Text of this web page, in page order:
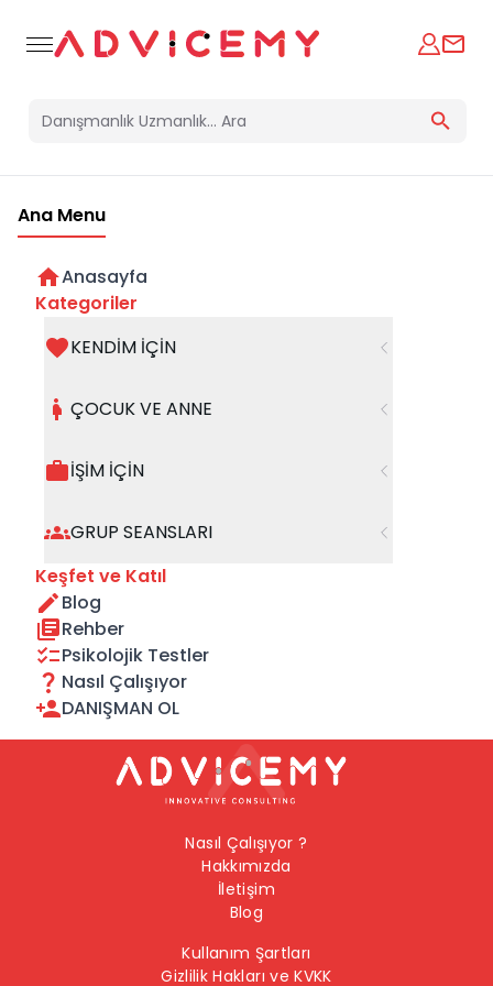
Ana Menu
Anasayfa
Kategoriler
KENDİM İÇİN
ÇOCUK VE ANNE
İŞİM İÇİN
GRUP SEANSLARI
Keşfet ve Katıl
Blog
Rehber
Psikolojik Testler
Nasıl Çalışıyor
DANIŞMAN OL
halinde whatsapp hattımızdan iletişime
Nasıl Çalışıyor ?
Hakkımızda
İletişim
Blog
Kullanım Şartları
Gizlilik Hakları ve KVKK